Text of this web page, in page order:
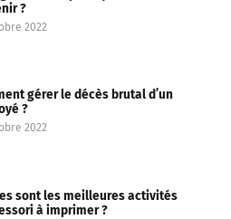
?
2022
gérer le décès brutal d’un
?
2022
sont les meilleures activités
à imprimer ?